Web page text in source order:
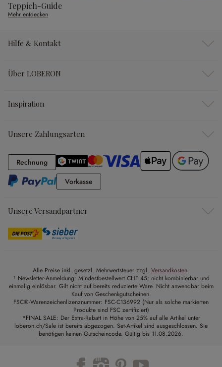
Teppich-Guide
Mehr entdecken
Hilfe & Kontakt
Über LOBERON
Inspiration
Unsere Zahlungsarten
RechnungRechnung
Vorkasse
Unsere Versandpartner
Alle Preise inkl. gesetzl. Mehrwertsteuer zzgl. Versandkosten.
¹ Newsletter-Anmeldung: Mindestbestellwert CHF 45; nicht kombinierbar und
einmalig einlösbar. Gilt nicht auf bereits reduzierte Ware. Nicht anwendbar beim
Kauf von Geschenkgutscheinen.
FSC®-Warenzeichenlizenznummer: FSC-C136992 (Nur als solche markierten
Produkte sind FSC zertifiziert)
*FINAL SALE: Der Extra-Rabatt in Höhe von 25% auf alle Artikel unter
loberon.ch/Sale ist bereits abgezogen. Set-Artikel sind ausgeschlossen. Sie
benötigen keinen Gutscheincode. Gültig bis 11.08.2026.